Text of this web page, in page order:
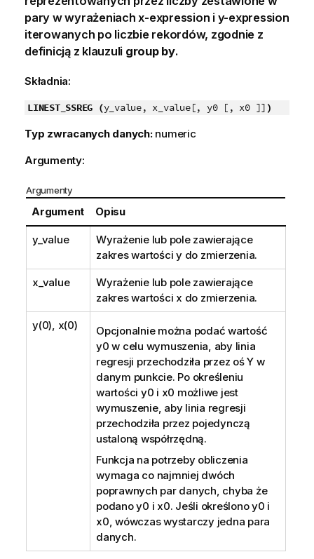
pary w wyrażeniachx-expression i y-expression
iterowanych po liczbie rekordów, zgodnie z
definicją z klauzuli group by.
Składnia:
LINEST_SSREG (y_value, x_value[, y0 [, x0 ]] )
Typ zwracanych danych: numeric
Argumenty:
Argumenty
Argument Opisu
y_value
Wyrażenie lub pole zawierające
zakres wartości ydo zmierzenia.
x_value
Wyrażenie lub pole zawierające
zakres wartości x do zmierzenia.
y(0), x(0)
Opcjonalnie można podać wartość
y0 w celu wymuszenia, aby linia
regresji przechodziła przez oś Y w
danym punkcie. Po określeniu
wartości y0 i x0 możliwe jest
wymuszenie, aby linia regresji
przechodziła przez pojedynczą
ustaloną współrzędną.
Funkcja na potrzeby obliczenia
wymaga co najmniej dwóch
poprawnych par danych, chyba że
podanoy0 i x0. Jeśli określonoy0 i
x0, wówczas wystarczy jedna para
danych.